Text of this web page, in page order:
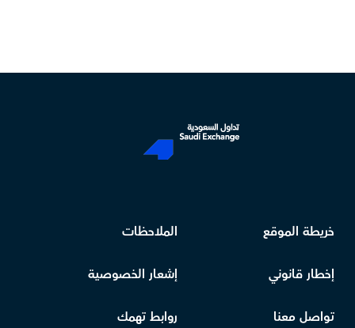
خريطة الموقع الملاحظات
إخطار قانوني إشعار الخصوصية
تواصل معنا روابط تهمك